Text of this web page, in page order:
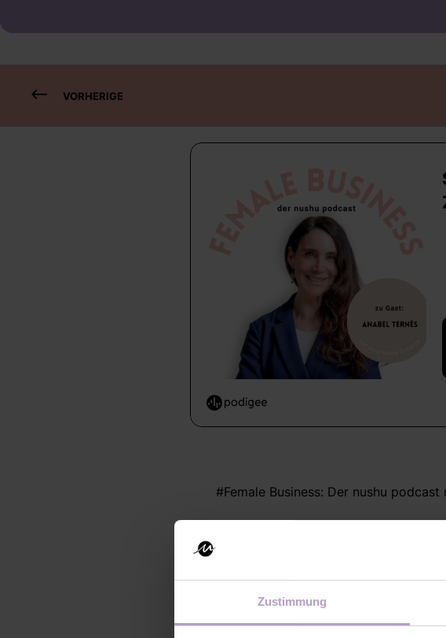
Zustimmung
VORHERIGE
#Female Business: Der nushu podcast
Gast. Anabel ist eine der führenden